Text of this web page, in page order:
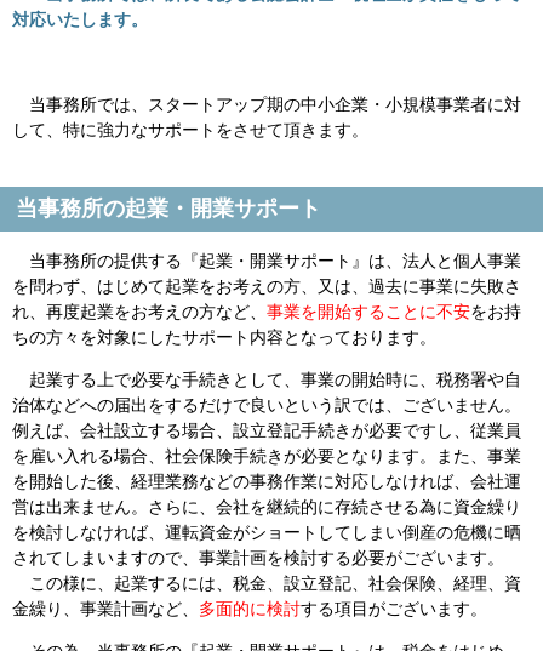
対応いたします。
当事務所では、スタートアップ期の中小企業・小規模事業者に対
して、特に強力なサポートをさせて頂きます。
当事務所の起業・開業サポート
当事務所の提供する『起業・開業サポート』は、法人と個人事業
を問わず、はじめて起業をお考えの方、又は、過去に事業に失敗さ
れ、再度起業をお考えの方など、 事業を開始することに不安をお持
ちの方々を対象にしたサポート内容となっております。
起業する上で必要な手続きとして、事業の開始時に、税務署や自
治体などへの届出をするだけで良いという訳では、ございません。
例えば、会社設立する場合、設立登記手続きが必要ですし、従業員
を雇い入れる場合、社会保険手続きが必要となります。また、事業
を開始した後、経理業務などの事務作業に対応しなければ、会社運
営は出来ません。さらに、会社を継続的に存続させる為に資金繰り
を検討しなければ、運転資金がショートしてしまい倒産の危機に晒
されてしまいますので、事業計画を検討する必要がございます。
この様に、起業するには、税金、設立登記、社会保険、経理、資
金繰り、事業計画など、 多面的に検討する項目がございます。